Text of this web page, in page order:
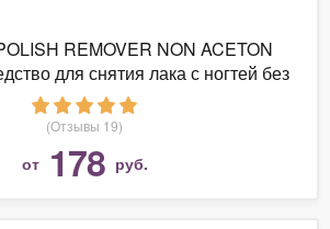
REMOVER NON ACETON
для снятия лака с ногтей без
ацетона
(Отзывы 19)
от 178 руб.